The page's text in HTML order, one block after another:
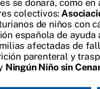
se donará, como en
colectivos:
de niños con
española de ayuda
afectadas de
parenteral y
Ningún Niño sin